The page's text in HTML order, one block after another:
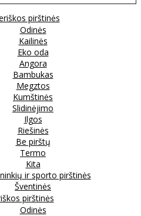
pirštinės
Odinės
Kailinės
Eko oda
Angora
Bambukas
Megztos
Kumštinės
Slidinėjimo
Ilgos
Riešinės
Be pirštų
Termo
Kita
ir sporto pirštinės
Šventinės
pirštinės
Odinės